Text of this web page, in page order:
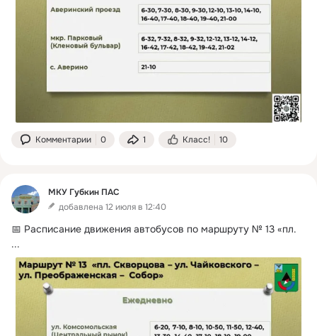
Комментарии 0 1 Класс! 10
МКУ Губкин ПАС
добавлена 12 июля в 12:40
📅 Расписание движения автобусов по маршруту № 13 «пл.
...